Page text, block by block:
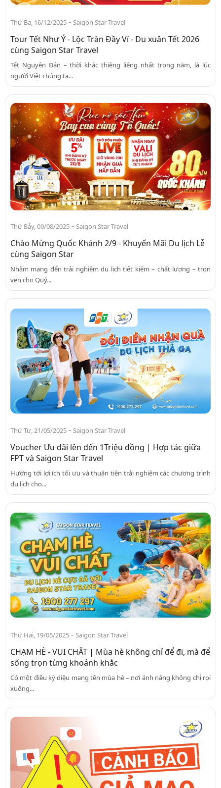
Thứ Ba, 16/12/2025 - Saigon Star Travel
Tour Tết Như Ý - Lộc Tràn Đầy Ví - Du xuân Tết 2026
cùng Saigon Star Travel
Tết Nguyên Đán – thời khắc thiêng liêng nhất trong năm, là lúc
người Việt chúng ta...
Thứ Bảy, 09/08/2025 - Saigon Star Travel
Chào Mừng Quốc Khánh 2/9 - Khuyến Mãi Du lịch Lễ
cùng Saigon Star
Nhằm mang đến trải nghiệm du lịch tiết kiệm – chất lượng – trọn
vẹn cho Quý...
Thứ Tư, 21/05/2025 - Saigon Star Travel
Voucher Ưu đãi lên đến 1Triệu đồng | Hợp tác giữa
FPT và Saigon Star Travel
Hướng tới lợi ích tối ưu và thuận tiện trải nghiệm các chương trình
du lịch cho...
Thứ Hai, 19/05/2025 - Saigon Star Travel
CHẠM HÈ - VUI CHẤT | Mùa hè không chỉ để đi, mà để
sống trọn từng khoảnh khắc
Có một điều kỳ diệu mang tên mùa hè – nơi ánh nắng không chỉ rọi
xuống...